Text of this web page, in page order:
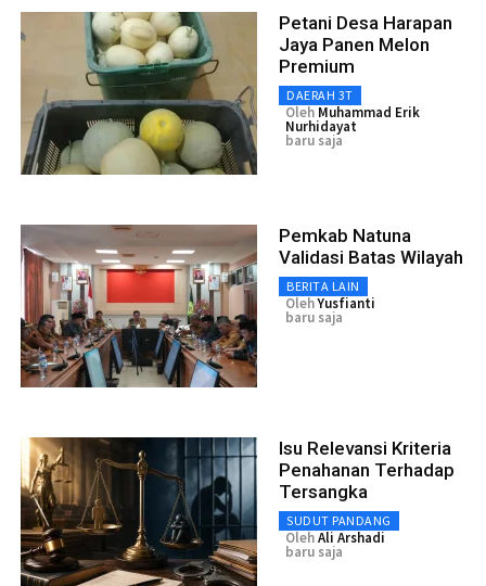
Petani Desa Harapan
Jaya Panen Melon
Premium
DAERAH 3T
Oleh Muhammad Erik
Nurhidayat
baru saja
Pemkab Natuna
Validasi Batas Wilayah
BERITA LAIN
OlehYusfianti
baru saja
Isu Relevansi Kriteria
Penahanan Terhadap
Tersangka
SUDUT PANDANG
OlehAli Arshadi
baru saja